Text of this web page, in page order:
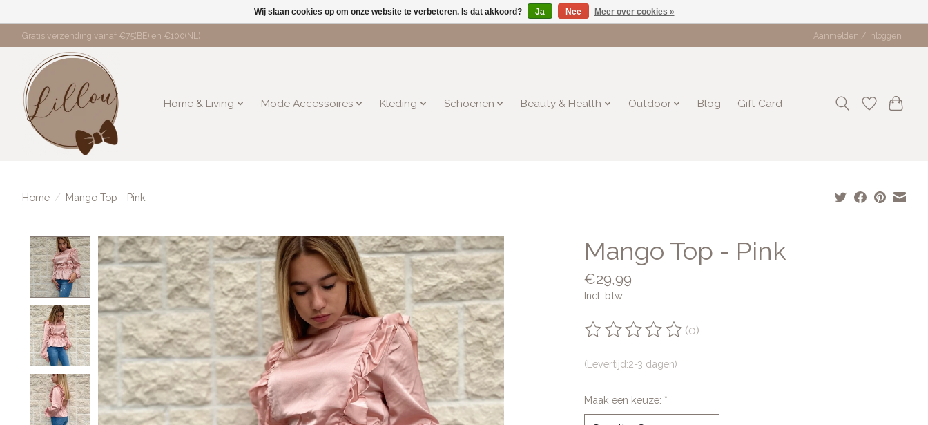
Gratis verzending vanaf €75(BE) en €100(NL) Aanmelden / Inloggen
Home & Living Mode Accessoires Kleding Schoenen Beauty & Health Outdoor Blog Gift Card
Home / Mango Top - Pink
Product image slideshow Items Mango Top - Pink
€29,99
Incl. btw
De beoordeling van dit product is
(0)
(Levertijd:2-3 dagen)
Maak een keuze: *
Wij slaan cookies op om onze website te verbeteren. Is dat akkoord? Ja Nee Meer over cookies »